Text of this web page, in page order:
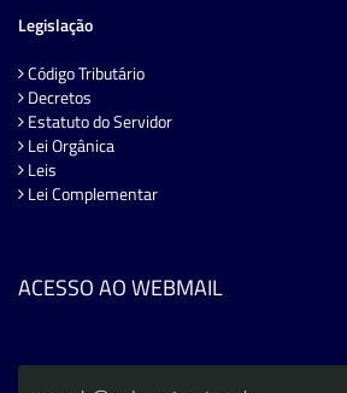
Legislação
Código Tributário
Decretos
Estatuto do Servidor
Lei Orgânica
Leis
Lei Complementar
ACESSO AO WEBMAIL